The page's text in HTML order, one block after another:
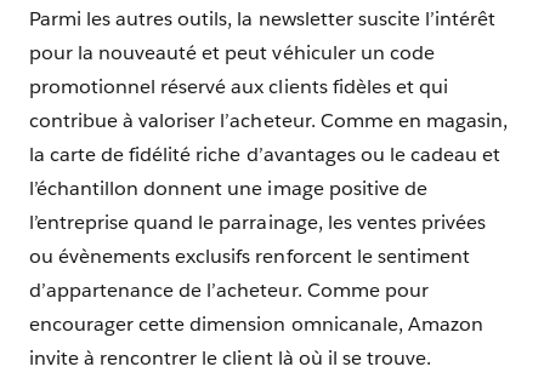
Parmi les autres outils, la newsletter suscite l’intérêt
pour la nouveauté et peut véhiculer un code
promotionnel réservé aux clients fidèles et qui
contribue à valoriser l’acheteur. Comme en magasin,
la carte de fidélité riche d’avantages ou le cadeau et
l’échantillon donnent une image positive de
l’entreprise quand le parrainage, les ventes privées
ou évènements exclusifs renforcent le sentiment
d’appartenance de l’acheteur. Comme pour
encourager cette dimension omnicanale, Amazon
invite à rencontrer le client là où il se trouve.